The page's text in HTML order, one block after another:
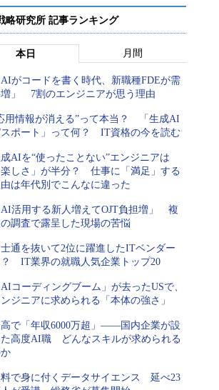
略研究所 記事ランキング
本日 月間
がコードを書く時代、新職種FDEが需
」 7割のエンジニアが思う理由
用情報が消える”って本当？ 「生成AI
ポート」って何？ IT資格の今を読む
AIを“使ったことない”エンジニアは
しさ」が半分？ 仕事に「満足」する
は年代別でこんなに違った
活用する新人増えてOJT負担増」 複
調査で露呈した現場の苦悩
通を抜いて2位に躍進したITベンダー
IT業界の就職人気企業トップ20
コーディングブーム」が去ったUSで、
ジニアに求められる「本体の強さ」
で「年収6000万超」――国内企業が設
高度AI職 どんなスキルが求められる
で身に付くデータサイエンス 延べ23